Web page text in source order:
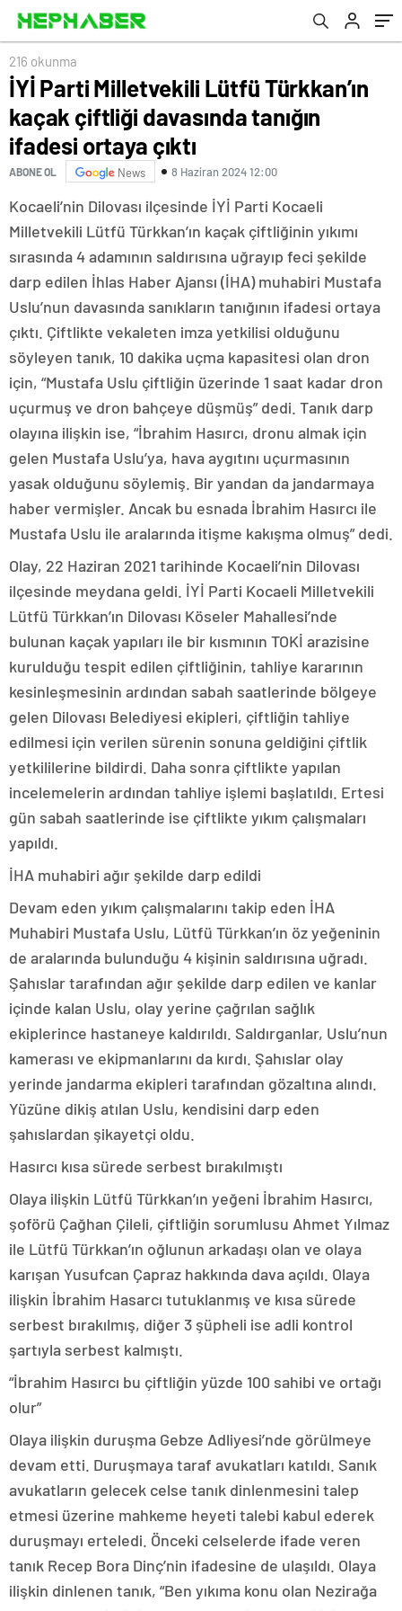
216 okunma
İYİ Parti Milletvekili Lütfü Türkkan’ın
kaçak çiftliği davasında tanığın
ifadesi ortaya çıktı
ABONE OL News 8 Haziran 2024 12:00
Kocaeli’nin Dilovası ilçesinde İYİ Parti Kocaeli
Milletvekili Lütfü Türkkan’ın kaçak çiftliğinin yıkımı
sırasında 4 adamının saldırısına uğrayıp feci şekilde
darp edilen İhlas Haber Ajansı (İHA) muhabiri Mustafa
Uslu’nun davasında sanıkların tanığının ifadesi ortaya
çıktı. Çiftlikte vekaleten imza yetkilisi olduğunu
söyleyen tanık, 10 dakika uçma kapasitesi olan dron
için, “Mustafa Uslu çiftliğin üzerinde 1 saat kadar dron
uçurmuş ve dron bahçeye düşmüş” dedi. Tanık darp
olayına ilişkin ise, “İbrahim Hasırcı, dronu almak için
gelen Mustafa Uslu’ya, hava aygıtını uçurmasının
yasak olduğunu söylemiş. Bir yandan da jandarmaya
haber vermişler. Ancak bu esnada İbrahim Hasırcı ile
Mustafa Uslu ile aralarında itişme kakışma olmuş” dedi.
Olay, 22 Haziran 2021 tarihinde Kocaeli’nin Dilovası
ilçesinde meydana geldi. İYİ Parti Kocaeli Milletvekili
Lütfü Türkkan’ın Dilovası Köseler Mahallesi’nde
bulunan kaçak yapıları ile bir kısmının TOKİ arazisine
kurulduğu tespit edilen çiftliğinin, tahliye kararının
kesinleşmesinin ardından sabah saatlerinde bölgeye
gelen Dilovası Belediyesi ekipleri, çiftliğin tahliye
edilmesi için verilen sürenin sonuna geldiğini çiftlik
yetkililerine bildirdi. Daha sonra çiftlikte yapılan
incelemelerin ardından tahliye işlemi başlatıldı. Ertesi
gün sabah saatlerinde ise çiftlikte yıkım çalışmaları
yapıldı.
İHA muhabiri ağır şekilde darp edildi
Devam eden yıkım çalışmalarını takip eden İHA
Muhabiri Mustafa Uslu, Lütfü Türkkan’ın öz yeğeninin
de aralarında bulunduğu 4 kişinin saldırısına uğradı.
Şahıslar tarafından ağır şekilde darp edilen ve kanlar
içinde kalan Uslu, olay yerine çağrılan sağlık
ekiplerince hastaneye kaldırıldı. Saldırganlar, Uslu’nun
kamerası ve ekipmanlarını da kırdı. Şahıslar olay
yerinde jandarma ekipleri tarafından gözaltına alındı.
Yüzüne dikiş atılan Uslu, kendisini darp eden
şahıslardan şikayetçi oldu.
Hasırcı kısa sürede serbest bırakılmıştı
Olaya ilişkin Lütfü Türkkan’ın yeğeni İbrahim Hasırcı,
şoförü Çağhan Çileli, çiftliğin sorumlusu Ahmet Yılmaz
ile Lütfü Türkkan’ın oğlunun arkadaşı olan ve olaya
karışan Yusufcan Çapraz hakkında dava açıldı. Olaya
ilişkin İbrahim Hasarcı tutuklanmış ve kısa sürede
serbest bırakılmış, diğer 3 şüpheli ise adli kontrol
şartıyla serbest kalmıştı.
“İbrahim Hasırcı bu çiftliğin yüzde 100 sahibi ve ortağı
olur”
Olaya ilişkin duruşma Gebze Adliyesi’nde görülmeye
devam etti. Duruşmaya taraf avukatları katıldı. Sanık
avukatların gelecek celse tanık dinlenmesini talep
etmesi üzerine mahkeme heyeti talebi kabul ederek
duruşmayı erteledi. Önceki celselerde ifade veren
tanık Recep Bora Dinç’nin ifadesine de ulaşıldı. Olaya
ilişkin dinlenen tanık, “Ben yıkıma konu olan Nezirağa